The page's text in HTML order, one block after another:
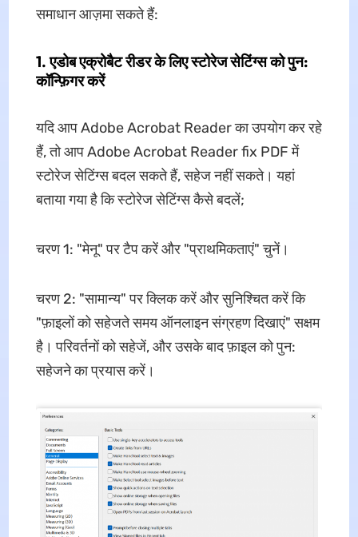
समाधान आज़मा सकते हैं:
1. एडोब एक्रोबैट रीडर के लिए स्टोरेज सेटिंग्स को पुन:
कॉन्फ़िगर करें
यदि आप Adobe Acrobat Reader का उपयोग कर रहे
हैं, तो आप Adobe Acrobat Reader fix PDF में
स्टोरेज सेटिंग्स बदल सकते हैं, सहेज नहीं सकते। यहां
बताया गया है कि स्टोरेज सेटिंग्स कैसे बदलें;
चरण 1: "मेनू" पर टैप करें और "प्राथमिकताएं" चुनें।
चरण 2: "सामान्य" पर क्लिक करें और सुनिश्चित करें कि
"फ़ाइलों को सहेजते समय ऑनलाइन संग्रहण दिखाएं" सक्षम
है। परिवर्तनों को सहेजें, और उसके बाद फ़ाइल को पुन:
सहेजने का प्रयास करें।